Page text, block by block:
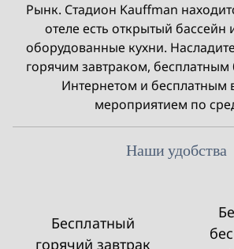
Рынк. Стадион Kauffman
отеле есть открытый бассейн
оборудованные кухни.
горячим завтраком,
Интернетом и бесплатным
мероприятием по
Наши удобства
Бесплатный
горячий завтрак